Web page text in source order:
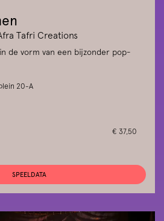
Tafri Creations
de vorm van een bijzonder pop-
20-A
€ 37,50
SPEELDATA